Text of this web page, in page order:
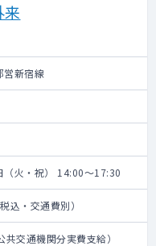
営新宿線
火・祝） 14:00～17:30
込・交通費別）
共交通機関分実費支給）